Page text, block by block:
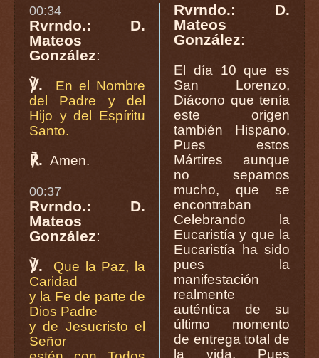
00:34
Rvrndo.: D.
Mateos
González:
℣.
En el Nombre
del Padre y del
Hijo y del Espíritu
Santo.
℟. Amen.
00:37
Rvrndo.: D.
Mateos
González:
℣.
Que la Paz, la
Caridad
y la Fe de parte de
Dios Padre
y de Jesucristo el
Señor
Rvrndo.: D.
Mateos
González:
El día 10 que es
San Lorenzo,
Diácono que tenía
este origen
también Hispano.
Pues estos
Mártires aunque
no sepamos
mucho, que se
encontraban
Celebrando la
Eucaristía y que la
Eucaristía ha sido
pues la
manifestación
realmente
auténtica de su
último momento
de entrega total de
la vida. Pues